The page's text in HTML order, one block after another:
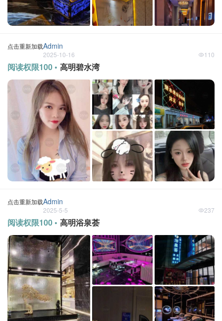
点击重新加载Admin
2025-10-16 110
阅读权限100 • 高明碧水湾
点击重新加载Admin
2025-5-5 237
阅读权限100 • 高明浴泉荟